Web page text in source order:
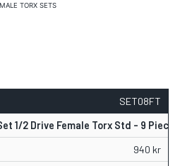
TORX SETS
SET08FT
1/2 Drive Female Torx Std - 9 Piece
940 kr